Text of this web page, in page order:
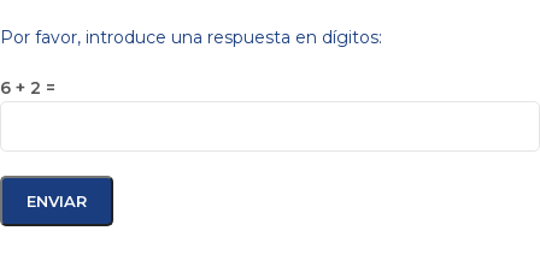
Por favor, introduce una respuesta en dígitos:
6 + 2 =